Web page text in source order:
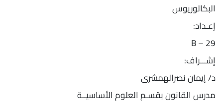
البكالوريوس
إعـداد:
29 – B
إشـــراف:
د/ إيمان نصرالهمشرى
مدرس القانون بقسـم العلوم الأساسيــة